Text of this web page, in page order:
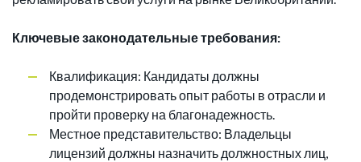
Ключевые законодательные требования:
Квалификация: Кандидаты должны
продемонстрировать опыт работы в отрасли и
пройти проверку на благонадежность.
Местное представительство: Владельцы
лицензий должны назначить должностных лиц,